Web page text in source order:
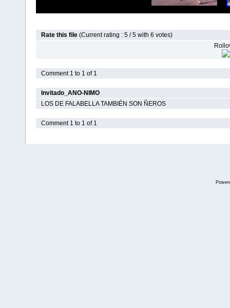
Rate this file (Current rating : 5 / 5 with 6 votes)
Comment 1 to 1 of 1
Invitado_ANO-NIMO
LOS DE FALABELLA TAMBIÉN SON ÑEROS
Comment 1 to 1 of 1